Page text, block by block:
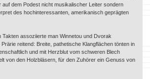
auf dem Podest nicht musikalischer Leiter sondern
des hochinteressanten, amerikanisch geprägten
Takten assoziierte man Winnetou und Dvorak
reitend: Breite, pathetische Klangflächen tönten in
und mit Herzblut vom schweren Blech
von den Holzbläsern, für den Zuhörer ein Genuss von